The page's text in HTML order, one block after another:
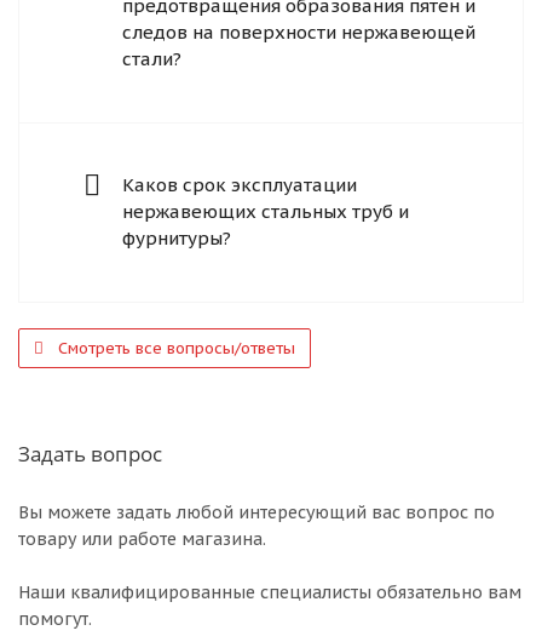
предотвращения образования пятен и
следов на поверхности нержавеющей
стали?
Каков срок эксплуатации
нержавеющих стальных труб и
фурнитуры?
Смотреть все вопросы/ответы
Задать вопрос
Вы можете задать любой интересующий вас вопрос по
товару или работе магазина.
Наши квалифицированные специалисты обязательно вам
помогут.